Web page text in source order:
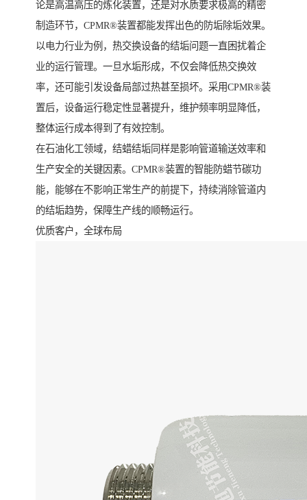
论是高温高压的炼化装置，还是对水质要求极高的精密
制造环节，CPMR®装置都能发挥出色的防垢除垢效果。
以电力行业为例，热交换设备的结垢问题一直困扰着企
业的运行管理。一旦水垢形成，不仅会降低热交换效
率，还可能引发设备局部过热甚至损坏。采用CPMR®装
置后，设备运行稳定性显著提升，维护频率明显降低，
整体运行成本得到了有效控制。
在石油化工领域，结蜡结垢同样是影响管道输送效率和
生产安全的关键因素。CPMR®装置的智能防蜡节碳功
能，能够在不影响正常生产的前提下，持续消除管道内
的结垢趋势，保障生产线的顺畅运行。
优质客户，全球布局